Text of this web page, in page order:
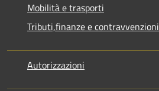
Mobilità e trasporti
Tributi,finanze e contravvenzioni
Autorizzazioni